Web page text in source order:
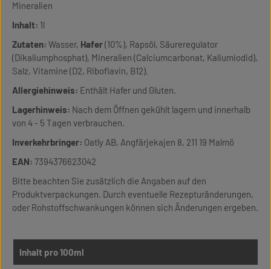
Mineralien
Inhalt: 1l
Zutaten: Wasser, Hafer(10%), Rapsöl, Säureregulator
(Dikaliumphosphat), Mineralien (Calciumcarbonat, Kaliumiodid),
Salz, Vitamine (D2, Riboflavin, B12).
Allergiehinweis: Enthält Hafer und Gluten.
Lagerhinweis: Nach dem Öffnen gekühlt lagern und innerhalb
von 4 - 5 Tagen verbrauchen.
Inverkehrbringer: Oatly AB, Angfärjekajen 8, 211 19 Malmö
EAN: 7394376623042
Bitte beachten Sie zusätzlich die Angaben auf den
Produktverpackungen. Durch eventuelle Rezepturänderungen,
oder Rohstoffschwankungen können sich Änderungen ergeben.
Inhalt pro 100ml